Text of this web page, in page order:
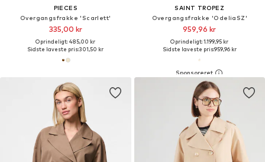
PIECES
Overgangsfrakke 'Scarlett'
335,00 kr
Oprindeligt: 485,00 kr
Sidste laveste pris:301,50 kr
SAINT TROPEZ
Overgangsfrakke 'OdeliaSZ'
959,96 kr
Oprindeligt: 1.199,95 kr
Sidste laveste pris:959,96 kr